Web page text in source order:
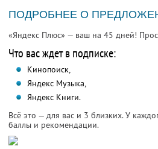
ПОДРОБНЕЕ О
«Яндекс Плюс» — ваш на 45 дней!
Что вас ждет в подписке:
Кинопоиск,
Яндекс Музыка,
Яндекс Книги.
Всё это — для вас и 3 близких. У
баллы и рекомендации.